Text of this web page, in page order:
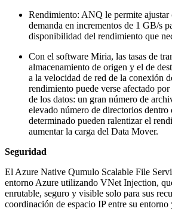
Rendimiento: ANQ le permite ajustar
demanda en incrementos de 1 GB/s
disponibilidad del rendimiento que
Con el software Miria, las tasas de
almacenamiento de origen y el de
a la velocidad de red de la conexión
rendimiento puede verse afectado
de los datos: un gran número de
elevado número de directorios dentro
determinado pueden ralentizar el
aumentar la carga del Data Mover.
Seguridad
El Azure Native Qumulo Scalable File
entorno Azure utilizando VNet Injection,
enrutable, seguro y visible solo para sus
coordinación de espacio IP entre su